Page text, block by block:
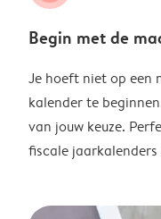
Begin met de
Je hoeft niet op een
kalender te
van jouw keuze.
fiscale jaarkalenders